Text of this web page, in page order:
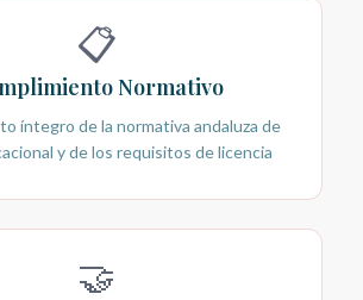
📋
Normativo
íntegro de la normativa andaluza de
y de los requisitos de licencia
🤝